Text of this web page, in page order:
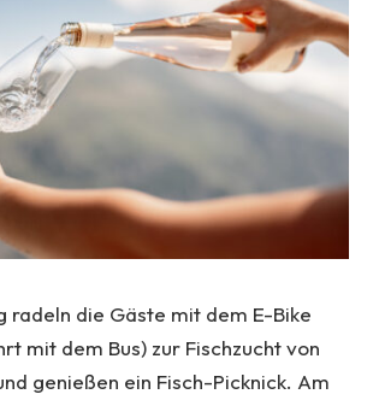
radeln die Gäste mit dem E-Bike
mit dem Bus) zur Fischzucht von
genießen ein Fisch-Picknick. Am